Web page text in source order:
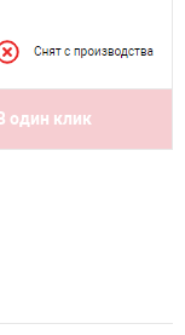
В один клик